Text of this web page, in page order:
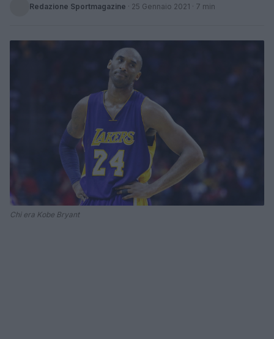
Redazione Sportmagazine · 25 Gennaio 2021 · 7 min
Chi era Kobe Bryant